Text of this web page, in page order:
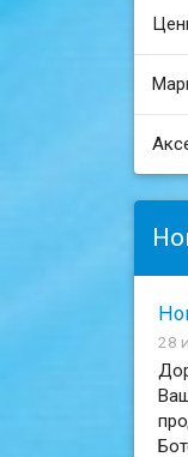
28